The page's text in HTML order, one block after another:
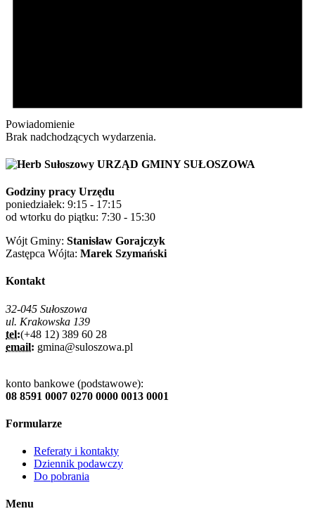
Powiadomienie
Brak nadchodzących wydarzenia.
URZĄD GMINY SUŁOSZOWA
Godziny pracy Urzędu
poniedziałek: 9:15 - 17:15
od wtorku do piątku: 7:30 - 15:30
Wójt Gminy: Stanisław Gorajczyk
Zastępca Wójta: Marek Szymański
Kontakt
32-045 Sułoszowa
ul. Krakowska 139
tel:(+48 12) 389 60 28
email: gmina@suloszowa.pl
konto bankowe (podstawowe):
08 8591 0007 0270 0000 0013 0001
Formularze
Referaty i kontakty
Dziennik podawczy
Do pobrania
Menu